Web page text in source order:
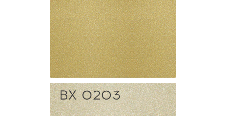
BX 1036
Золотой
перламутовый